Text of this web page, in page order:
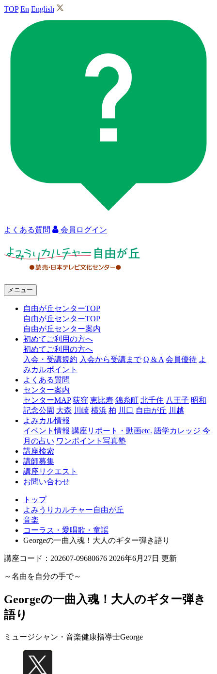
TOP En English
よくある質問 会員ログイン
ャ
由
丘
メニュー
自由が丘センターTOP
自由が丘センターTOP
自由が丘センター案内
初めてご利用の方へ
初めてご利用の方へ
入会・受講規約 入会から受講まで Q & A 会員優待 よ
みカルポイント
よくある質問
センター案内
センターMAP 荻窪 恵比寿 錦糸町 北千住 八王子 昭和
記念公園 大森 川崎 横浜 柏 川口 自由が丘 川越
よみカル情報
イベント情報 講座リポート・動画etc. 語学カレッジ 今
月の占い ワンポイント写真塾
講座検索
講師募集
講座リクエスト
お問い合わせ
トップ
よみうりカルチャー自由が丘
音楽
コーラス・愛唱歌・童謡
Georgeの一曲入魂！大人のギター弾き語り
講座コード：202607-09680676 2026年6月27日 更新
～名曲を自分の手で～
Georgeの一曲入魂！大人のギター弾き
語り
ミュージシャン・音楽健康指導士George